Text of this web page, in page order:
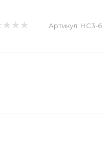
Артикул: НС3-6